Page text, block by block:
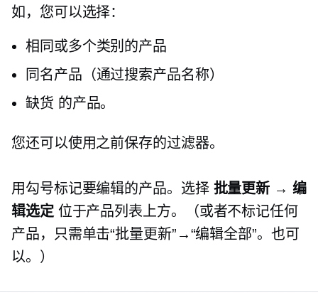
如，您可以选择：
相同或多个类别的产品
同名产品（通过搜索产品名称）
缺货 的产品。
您还可以使用之前保存的过滤器。
用勾号标记要编辑的产品。选择 批量更新 → 编
辑选定位于产品列表上方。（或者不标记任何
产品，只需单击“批量更新”→“编辑全部”。也可
以。）